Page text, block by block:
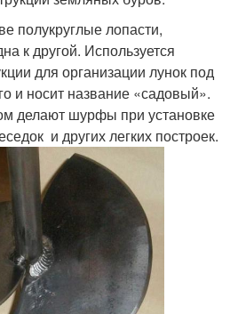
полукруглые лопасти,
к другой. Используется
для организации лунок под
и носит название «садовый».
делают шурфы при установке
и других легких построек.